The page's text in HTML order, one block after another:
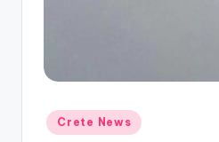
Αναρτήθηκε
σε
Crete News